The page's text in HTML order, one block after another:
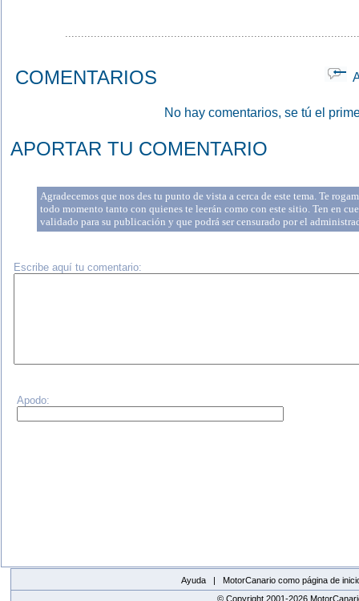
COMENTARIOS
No hay comentarios, se tú el
APORTAR TU COMENTARIO
Agradecemos que nos des tu punto de vista a cerca de este tema. Te
todo momento tanto con quienes te leerán como con este sitio. Ten en
validado para su publicación y que podrá ser censurado por el
Escribe aquí tu comentario:
Apodo:
Ayuda |
MotorCanario como página de
© Copyright 2001-2026